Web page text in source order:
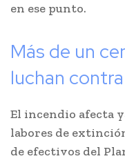
en ese punto.
Más de un
luchan
El incendio afecta
labores de
de efectivos del